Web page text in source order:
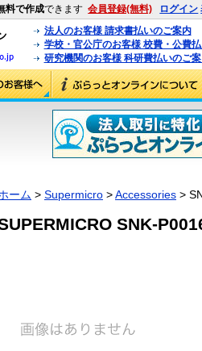
料で作成できます 会員登録(無料) ログイン
法人のお客様 請求書払いのご案内
学校・官公庁のお客様 校費・公費
研究機関のお客様 科研費払いのご
ーム > Supermicro >Accessories >
SNK-